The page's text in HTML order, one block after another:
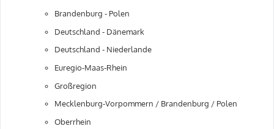
Brandenburg - Polen
Deutschland - Dänemark
Deutschland - Niederlande
Euregio-Maas-Rhein
Großregion
Mecklenburg-Vorpommern / Brandenburg / Polen
Oberrhein